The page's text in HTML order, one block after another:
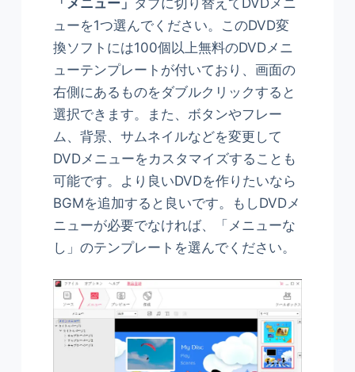
「メニュー」 タブに切り替えてDVDメニ
ューを1つ選んでください。このDVD変
換ソフトには100個以上無料のDVDメニ
ューテンプレートが付いており、画面の
右側にあるものをダブルクリックすると
選択できます。また、ボタンやフレー
ム、背景、サムネイルなどを変更して
DVDメニューをカスタマイズすることも
可能です。より良いDVDを作りたいなら
BGMを追加すると良いです。もしDVDメ
ニューが必要でなければ、「メニューな
し」のテンプレートを選んでください。